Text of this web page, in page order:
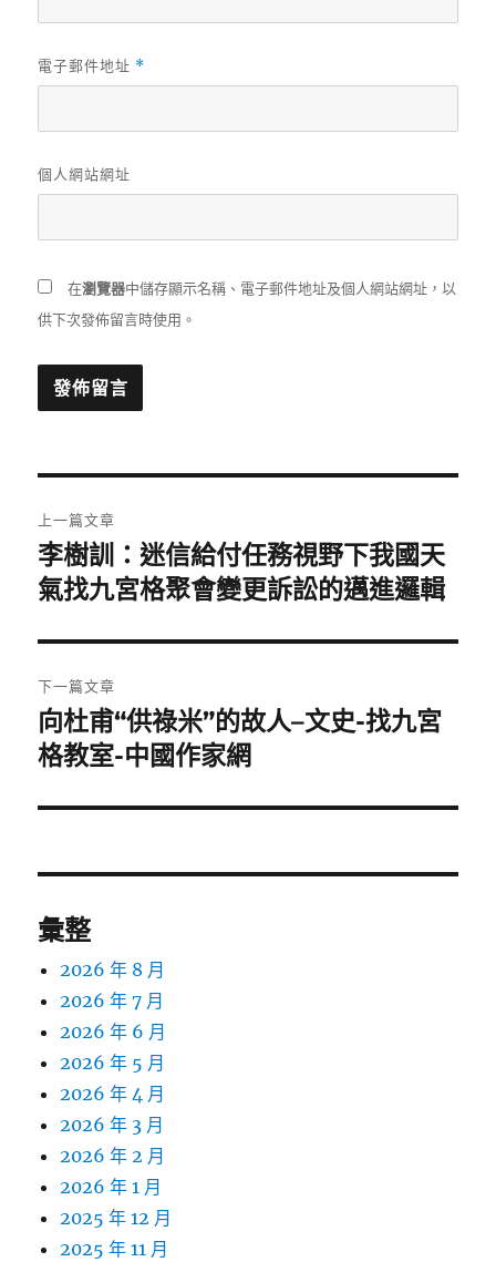
電子郵件地址 *
個人網站網址
在瀏覽器中儲存顯示名稱、電子郵件地址及個人網站網址，以
供下次發佈留言時使用。
章
導
覽
上一篇文章
上
一
文
章:
李樹訓：迷信給付任務視野下我國天
氣找九宮格聚會變更訴訟的邁進邏輯
下一篇文章
下
一
文
向杜甫“供祿米”的故人–文史-找九宮
格教室-中國作家網
彙整
2026 年 8 月
2026 年 7 月
2026 年 6 月
2026 年 5 月
2026 年 4 月
2026 年 3 月
2026 年 2 月
2026 年 1 月
2025 年 12 月
2025 年 11 月